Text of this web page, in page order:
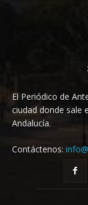
El Periódico de
ciudad donde sale
Andalucía.
Contáctenos: